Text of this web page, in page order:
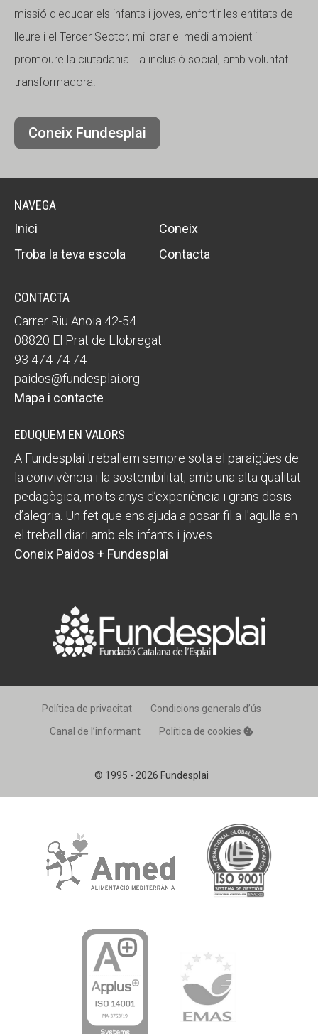
missió d'educar els infants i joves, enfortir les entitats de
lleure i el Tercer Sector, millorar el medi ambient i
promoure la ciutadania i la inclusió social, amb voluntat
transformadora.
Coneix Fundesplai
NAVEGA
Inici
Coneix
Troba la teva escola
Contacta
CONTACTA
Carrer Riu Anoia 42-54
08820 El Prat de Llobregat
93 474 74 74
paidos@fundesplai.org
Mapa i contacte
EDUQUEM EN VALORS
A Fundesplai treballem sempre sota el paraigües de
la convivència i la sostenibilitat, amb una alta qualitat
pedagògica, molts anys d’experiència i grans dosis
d’alegria. Un fet que ens ajuda a posar fil a l'agulla en
el treball diari amb els infants i joves.
Coneix Paidos + Fundesplai
© 1995 - 2026 Fundesplai
Política de privacitat
Condicions generals d’ús
Canal de l’informant
Política de cookies